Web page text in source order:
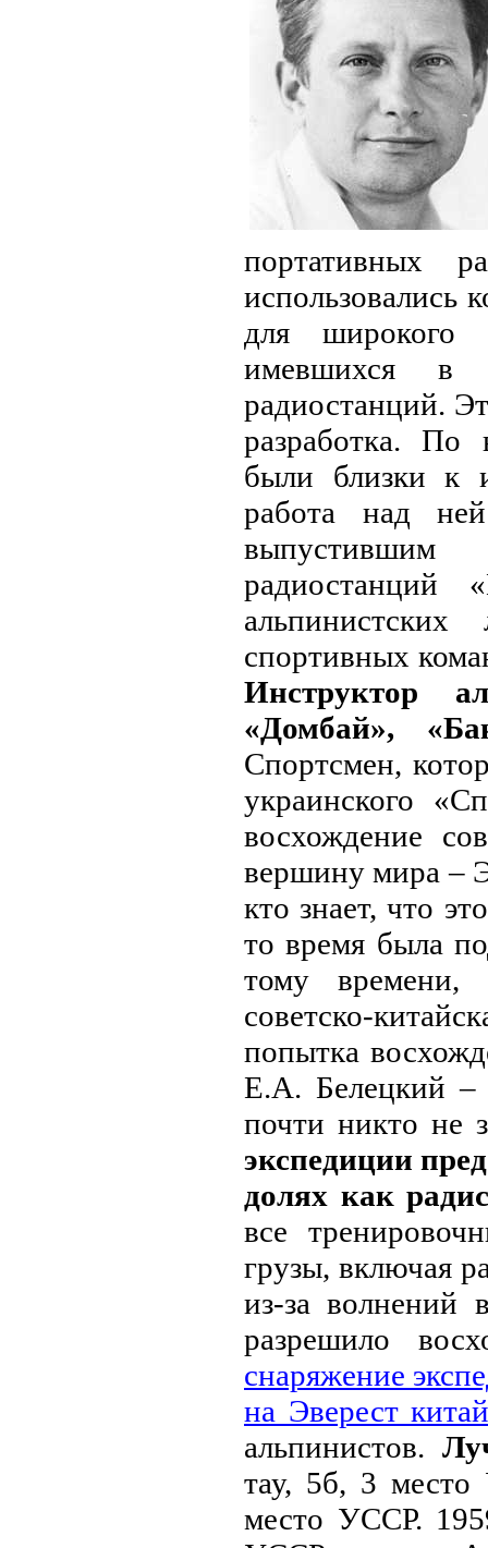
портативных
использовались
для широкого
имевшихся в
радиостанций.
разработка. По
были близки к
работа над
выпустившим
радиостанций
спортивных
Инструктор
«Домбай»,
Спортсмен,
украинского
восхождение
вершину мира –
кто знает, что
то время была
тому времени,
советско-
попытка
Е.А. Белецкий –
почти никто не
экспедиции
долях как
все
грузы, включая
из-за волнений
разрешило
снаряжение
на Эверест
альпинистов.
тау, 5б, 3
место УССР.